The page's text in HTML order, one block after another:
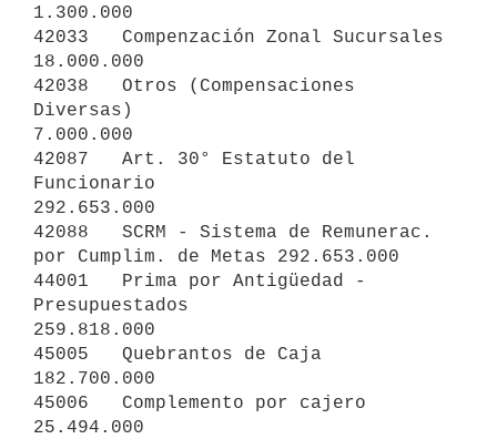
1.300.000
42033   Compenzación Zonal Sucursales
18.000.000
42038   Otros (Compensaciones
Diversas)
7.000.000
42087   Art. 30° Estatuto del
Funcionario
292.653.000
42088   SCRM - Sistema de Remunerac.
por Cumplim. de Metas 292.653.000
44001   Prima por Antigüedad -
Presupuestados
259.818.000
45005   Quebrantos de Caja
182.700.000
45006   Complemento por cajero
25.494.000